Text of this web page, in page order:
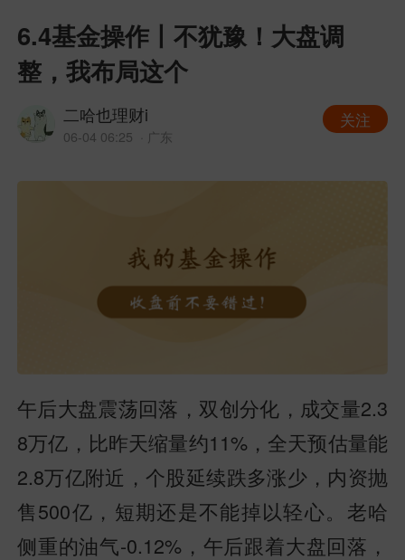
6.4基金操作丨不犹豫！大盘调
整，我布局这个
二哈也理财i
06-04 06:25 · 广东
关注
午后大盘震荡回落，双创分化，成交量2.3
8万亿，比昨天缩量约11%，全天预估量能
2.8万亿附近，个股延续跌多涨少，内资抛
售500亿，短期还是不能掉以轻心。老哈
侧重的油气-0.12%，午后跟着大盘回落，